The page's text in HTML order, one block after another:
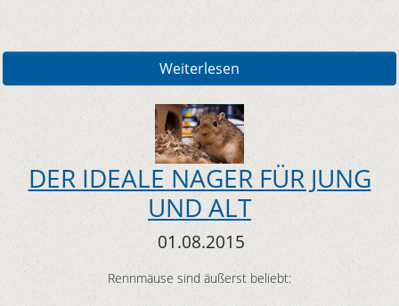
Weiterlesen
DER IDEALE NAGER FÜR JUNG
UND ALT
01.08.2015
Rennmäuse sind äußerst beliebt: